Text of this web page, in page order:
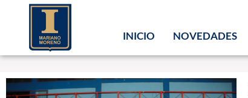
INICIO NOVEDADES